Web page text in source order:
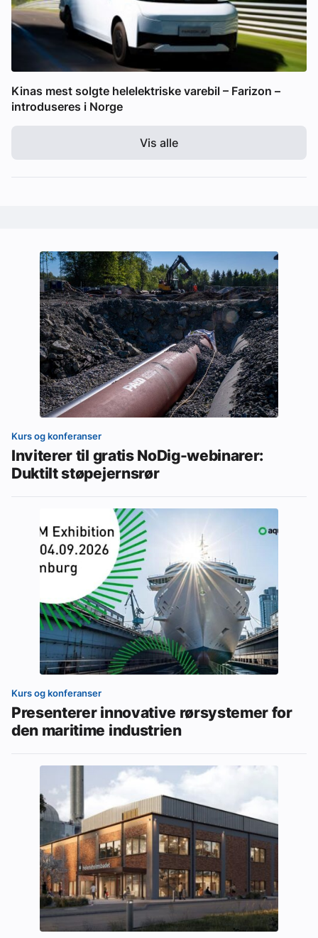
Kinas mest solgte helelektriske varebil – Farizon –
introduseres i Norge
Vis alle
Kurs og konferanser
Inviterer til gratis NoDig-webinarer:
Duktilt støpejernsrør
Kurs og konferanser
Presenterer innovative rørsystemer for
den maritime industrien